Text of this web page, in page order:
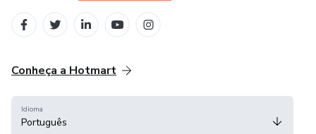
Conheça a Hotmart
Idioma
Português